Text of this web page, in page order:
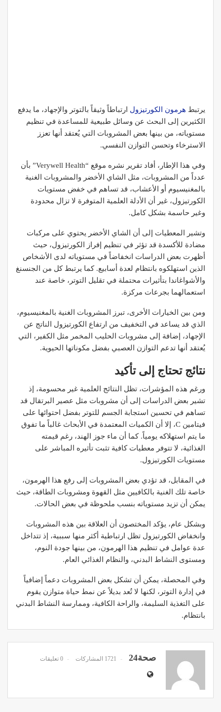
يرتبط هرمون الكورتيزول ارتباطاً وثيقاً بالتوتر والإجهاد، ما يدفع
الكثيرين إلى البحث عن وسائل طبيعية للمساعدة في تنظيم
مستوياته، من بينها بعض المشروبات التي يُعتقد أنها تعزز
الاسترخاء وتحسن التوازن النفسي.
وفي هذا الإطار، أفاد تقرير نشره موقع “Verywell Health” بأن
عدداً من المشروبات، مثل الشاي الأخضر والمشروبات الغنية
بالمغنيسيوم أو الأعشاب، قد تساهم في خفض مستويات
الكورتيزول، غير أن الأدلة العلمية المتوفرة لا تزال محدودة
وغير حاسمة بشكل كامل.
وتشير المعطيات إلى أن الشاي الأخضر يحتوي على مركبات
مضادة للأكسدة قد تؤثر في تنظيم إفراز الكورتيزول، حيث
أظهرت بعض الدراسات انخفاضاً في مستوياته لدى الأشخاص
الذين استهلكوه بانتظام لعدة أسابيع. كما يرتبط كل من الجنسنغ
والأشواغاندا بتأثيرات محتملة في تقليل التوتر، خاصة عند
استعمالهما بجرعات مركزة.
ومن بين الخيارات الأخرى، تبرز المشروبات الغنية بالمغنيسيوم،
الذي قد يساعد في التخفيف من ارتفاع الكورتيزول الناتج عن
الإجهاد، إضافة إلى مشروبات الحليب المخمر مثل الكفير، التي
يُعتقد أنها تدعم التوازن العصبي بفضل مكوناتها الحيوية.
نتائج تحتاج إلى تأكيد
ورغم هذه المؤشرات، تظل النتائج العلمية غير محسومة، إذ
تشير بعض الدراسات إلى أن مشروبات مثل عصير البرتقال قد
تساهم في تحسين استجابة الجسم للتوتر بفضل احتوائها على
فيتامين C، إلا أن الكميات المعتمدة في الأبحاث غالباً ما تفوق
ما يتم استهلاكه يومياً. كما أن ماء جوز الهند، رغم قيمته
الغذائية، لا تتوفر معطيات كافية تثبت تأثيره المباشر على
مستويات الكورتيزول.
في المقابل، قد تؤدي بعض المشروبات إلى رفع هذا الهرمون،
خاصة تلك الغنية بالكافيين مثل القهوة ومشروبات الطاقة، حيث
يمكن أن تزيد مستوياته بنسب ملحوظة في بعض الحالات.
وبشكل عام، يؤكد المختصون أن العلاقة بين هذه المشروبات
وانخفاض الكورتيزول تظل ارتباطية أكثر منها سببية، إذ تتداخل
عدة عوامل في تنظيم هذا الهرمون، من بينها جودة النوم،
ومستوى النشاط البدني، والنظام الغذائي العام.
وفي المحصلة، يمكن أن تشكل بعض المشروبات دعماً إضافياً
في إدارة التوتر، لكنها لا تُعد بديلاً عن نمط حياة متوازن يقوم
على التغذية السليمة، والراحة الكافية، وممارسة النشاط البدني
بانتظام.
صحة24 1721 المشاركات 0 تعليقات